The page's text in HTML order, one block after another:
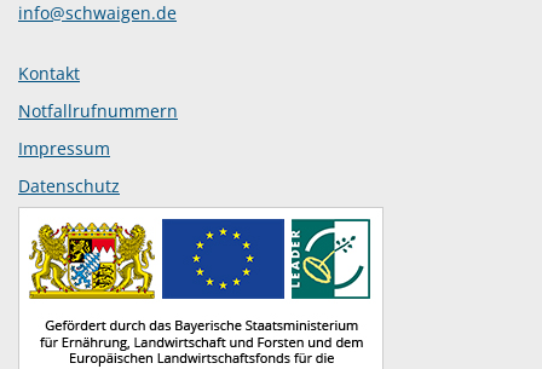
info@schwaigen.de
Kontakt
Notfallrufnummern
Impressum
Datenschutz